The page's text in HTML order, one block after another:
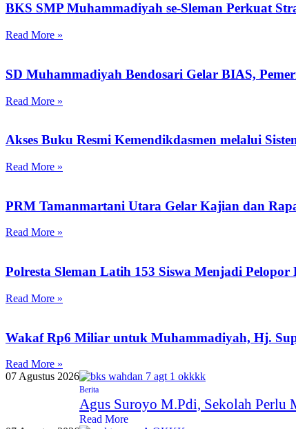
BKS SMP Muhammadiyah se-Sleman Perkuat
Read More »
SD Muhammadiyah Bendosari Gelar BIAS,
Read More »
Akses Buku Resmi Kemendikdasmen melalui
Read More »
PRM Tamanmartani Utara Gelar Kajian dan
Read More »
Polresta Sleman Latih 153 Siswa Menjadi Pelopor
Read More »
Wakaf Rp6 Miliar untuk Muhammadiyah, Hj.
Read More »
07 Agustus 2026
Berita
Agus Suroyo M.Pdi, Sekolah Perlu
Read More